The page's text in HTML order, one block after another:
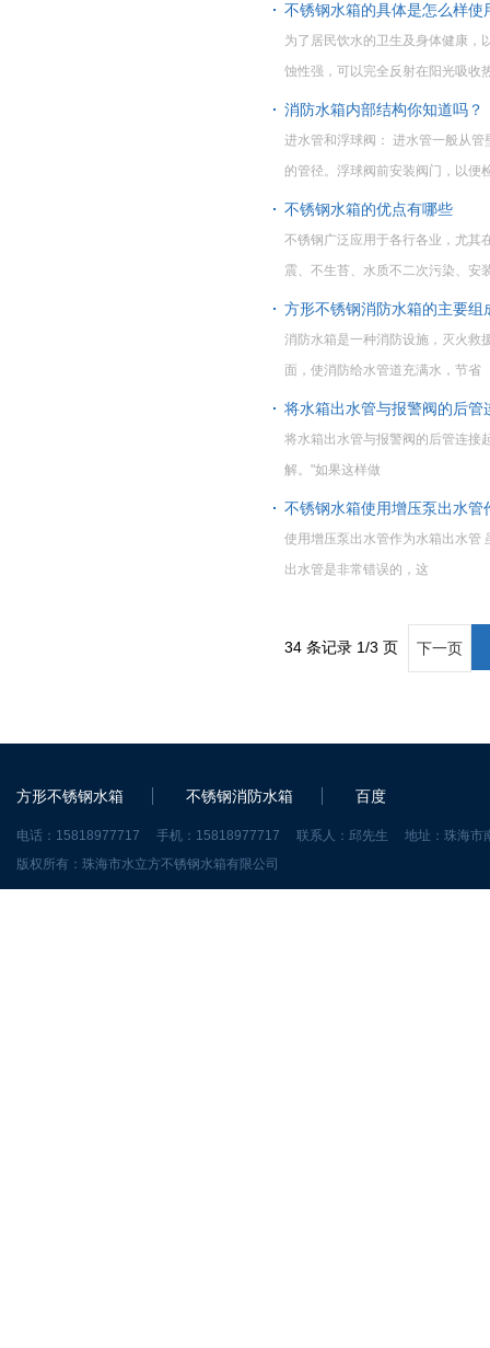
不锈钢水箱的具体是怎么样使
为了居民饮水的卫生及身体健康，
蚀性强，可以完全反射在阳光吸收
消防水箱内部结构你知道吗？
进水管和浮球阀： 进水管一般从
的管径。浮球阀前安装阀门，以便
不锈钢水箱的优点有哪些
不锈钢广泛应用于各行各业，尤其
震、不生苔、水质不二次污染、安
方形不锈钢消防水箱的主要组
消防水箱是一种消防设施，灭火救
面，使消防给水管道充满水，节省
将水箱出水管与报警阀的后
将水箱出水管与报警阀的后管连接
解。"如果这样做
不锈钢水箱使用增压泵出水管
使用增压泵出水管作为水箱出水管
出水管是非常错误的，这
34 条记录 1/3 页 下一页
方形不锈钢水箱 不锈钢消防水箱 百度
电话：15818977717 手机：15818977717 联系人：邱先生 地址：珠海市
版权所有：珠海市水立方不锈钢水箱有限公司